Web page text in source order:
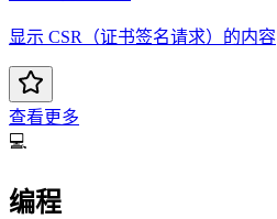
显示 CSR（证书签名请求）的内容
查看更多
💻
编程